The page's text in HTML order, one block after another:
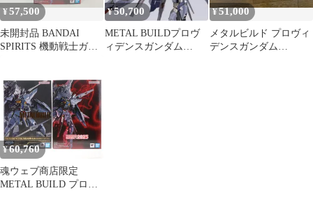
¥57,500
未開封品 BANDAI
SPIRITS 機動戦士ガン
ガンダム CLIMAX
BATTLE Ver. [MB-7274]
¥50,700
METAL BUILDプロヴ
ィデンスガンダム
¥51,000
メタルビルド プロヴィ
デンスガンダム
¥60,760
魂ウェブ商店限定
METAL BUILD プロヴ